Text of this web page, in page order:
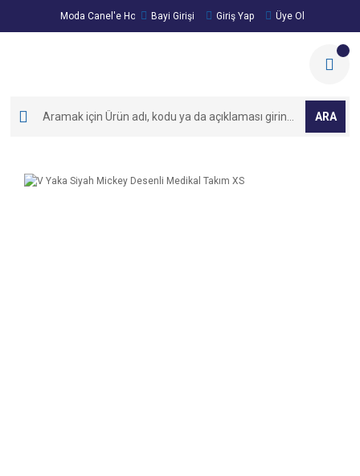
Moda Canel'e Hoşgeldiniz!
Bayi Girişi Giriş Yap Üye Ol
ARA